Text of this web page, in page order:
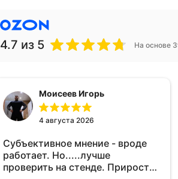
4.7 из 5 На основе
Моисеев Игорь
4 августа 2026
Субъективное мнение - вроде
работает. Но.....лучше
проверить на стенде. Прирост